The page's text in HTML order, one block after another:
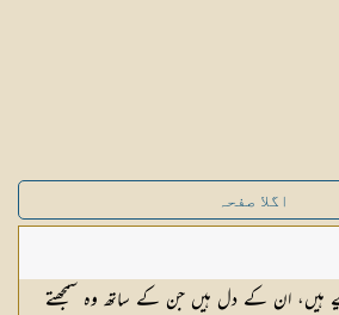
اگلا صفحہ
ہیں، ان کے دل ہیں جن کے ساتھ وہ سمجھتے